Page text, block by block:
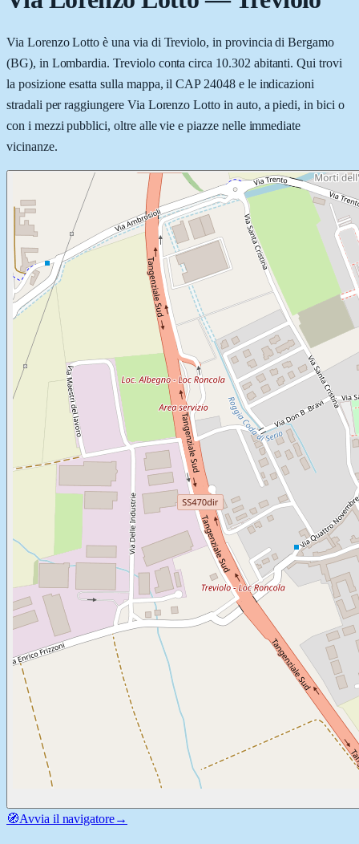
Via Lorenzo Lotto è una via di Treviolo, in provincia di Bergamo
(BG), in Lombardia. Treviolo conta circa 10.302 abitanti. Qui trovi
la posizione esatta sulla mappa, il CAP 24048 e le indicazioni
stradali per raggiungere Via Lorenzo Lotto in auto, a piedi, in bici o
con i mezzi pubblici, oltre alle vie e piazze nelle immediate
vicinanze.
🧭Avvia il navigatore→